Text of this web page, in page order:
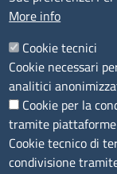
Accessibilità
IBAN e
Informative
Verifiche PA
Attuazione
Modulistica
SEGUICI SU
More info
Cookie tecnici
Cookie necessari
analitici
Cookie per la
tramite
Cookie tecnico di
condivisione